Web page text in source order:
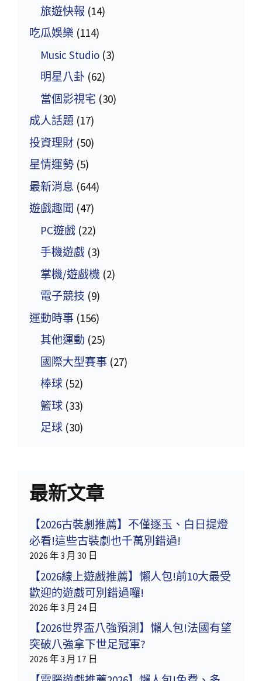
旅遊快報 (14)
吃瓜娛樂 (114)
Music Studio (3)
明星八卦 (62)
當個影視宅 (30)
成人話題 (17)
投資理財 (50)
星情運勢 (5)
最新消息 (644)
遊戲趣聞 (47)
PC遊戲 (22)
手機遊戲 (3)
掌機/遊戲機 (2)
電子競技 (9)
運動時事 (156)
其他運動 (25)
國際大型賽事 (27)
棒球 (52)
籃球 (33)
足球 (30)
最新文章
【2026古裝劇推薦】不僅逐玉、白日提燈
必看!這些古裝劇也千萬別錯過!
2026 年 3 月 30 日
【2026線上遊戲推薦】懶人包!前10大最受
歡迎的遊戲可別錯過囉!
2026 年 3 月 24 日
【2026世界盃八強預測】懶人包!法國有望
突破八強拿下世足冠軍?
2026 年 3 月 17 日